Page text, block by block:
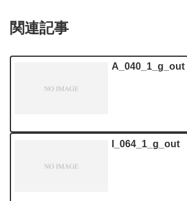
関連記事
A_040_1_g_out
I_064_1_g_out